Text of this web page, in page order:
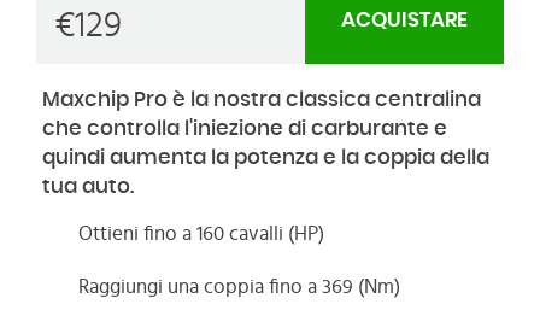
€129 ACQUISTARE
Maxchip Pro è la nostra classica centralina
che controlla l'iniezione di carburante e
quindi aumenta la potenza e la coppia della
tua auto.
Ottieni fino a 160 cavalli (HP)
Raggiungi una coppia fino a 369 (Nm)